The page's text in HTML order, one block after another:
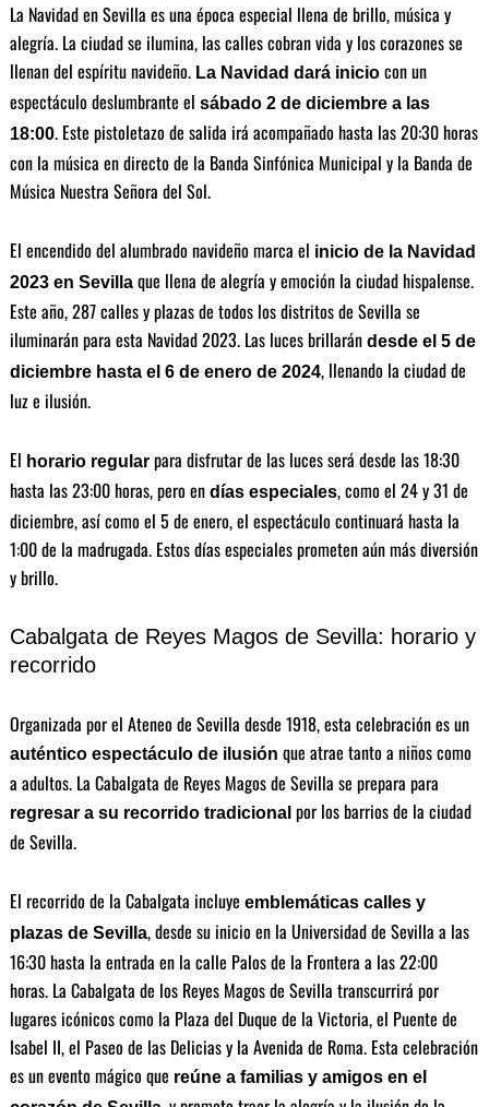
La Navidad en Sevilla es una época especial llena de brillo, música y
alegría. La ciudad se ilumina, las calles cobran vida y los corazones se
llenan del espíritu navideño. La Navidad dará iniciocon un
espectáculo deslumbrante el sábado 2 de diciembre a las
18:00. Este pistoletazo de salida irá acompañado hasta las 20:30 horas
con la música en directo de la Banda Sinfónica Municipal y la Banda de
Música Nuestra Señora del Sol.
El encendido del alumbrado navideño marca el inicio de la Navidad
2023 en Sevillaque llena de alegría y emoción la ciudad hispalense.
Este año, 287 calles y plazas de todos los distritos de Sevilla se
iluminarán para esta Navidad 2023. Las luces brillarán desde el 5 de
diciembre hasta el 6 de enero de 2024, llenando la ciudad de
luz e ilusión.
El horario regularpara disfrutar de las luces será desde las 18:30
hasta las 23:00 horas, pero en días especiales, como el 24 y 31 de
diciembre, así como el 5 de enero, el espectáculo continuará hasta la
1:00 de la madrugada. Estos días especiales prometen aún más diversión
y brillo.
Cabalgata de Reyes Magos de Sevilla: horario y
recorrido
Organizada por el Ateneo de Sevilla desde 1918, esta celebración es un
auténtico espectáculo de ilusión que atrae tanto a niños como
a adultos. La Cabalgata de Reyes Magos de Sevilla se prepara para
regresar a su recorrido tradicional por los barrios de la ciudad
de Sevilla.
El recorrido de la Cabalgata incluye emblemáticas calles y
plazas de Sevilla, desde su inicio en la Universidad de Sevilla a las
16:30 hasta la entrada en la calle Palos de la Frontera a las 22:00
horas. La Cabalgata de los Reyes Magos de Sevilla transcurrirá por
lugares icónicos como la Plaza del Duque de la Victoria, el Puente de
Isabel II, el Paseo de las Delicias y la Avenida de Roma. Esta celebración
es un evento mágico que reúne a familias y amigos en el